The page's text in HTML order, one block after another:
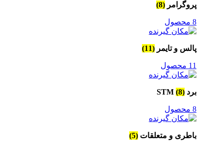
پروگرامر (8)
8 محصول
پالس و تایمر (11)
11 محصول
برد STM (8)
8 محصول
باطری و متعلقات (5)